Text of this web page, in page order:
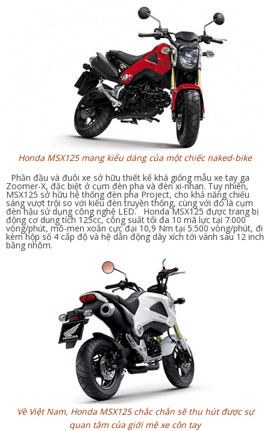
Honda MSX125 mang kiểu dáng của một chiếc naked-bike
Phần đầu và đuôi xe sở hữu thiết kế khá giống mẫu xe tay ga
Zoomer-X, đặc biệt ở cụm đèn pha và đèn xi-nhan. Tuy nhiên,
MSX125 sở hữu hệ thống đèn pha Project, cho khả năng chiếu
sáng vượt trội so với kiểu đèn truyền thống, cùng với đó là cụm
đèn hậu sử dụng công nghệ LED. Honda MSX125 được trang bị
động cơ dung tích 125cc, công suất tối đa 10 mã lực tại 7.000
vòng/phút, mô-men xoắn cực đại 10,9 Nm tại 5.500 vòng/phút, đi
kèm hộp số 4 cấp độ và hệ dẫn động dây xích tới vành sau 12 inch
bằng nhôm.
Về Việt Nam, Honda MSX125 chắc chắn sẽ thu hút được sự
quan tâm của giới mê xe côn tay